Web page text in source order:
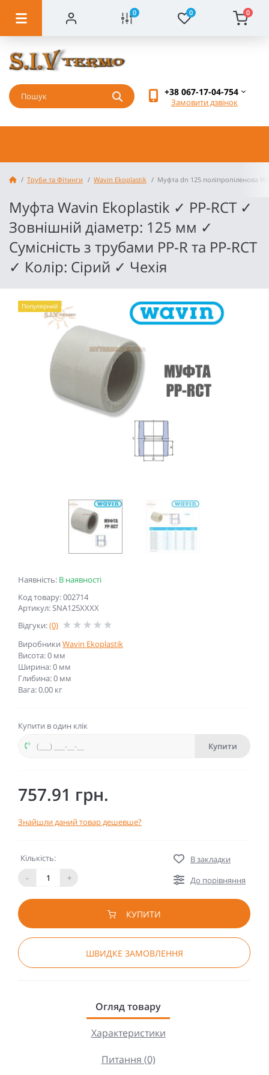
0 0 0
+38 067-17-04-754
Замовити дзвінок
Труби та Фітинги Wavin Ekoplastik Муфта dn 125 поліпропіленова
Муфта Wavin Ekoplastik ✓ PP-RCT ✓
Зовнішній діаметр: 125 мм ✓
Сумісність з трубами PP-R та PP-RCT
✓ Колір: Сірий ✓ Чехія
Наявність: В наявності
Код товару: 002714
Артикул: SNA125XXXX
Відгуки:(0)
Виробники Wavin Ekoplastik
Висота: 0 мм
Ширина: 0 мм
Глибина: 0 мм
Вага: 0.00 кг
Популярний
Купити в один клік
Купити
757.91 грн.
Знайшли даний товар дешевше?
Кількість:
-
+
В закладки
До порівняння
КУПИТИ
ШВИДКЕ ЗАМОВЛЕННЯ
Огляд товару
Характеристики
Питання (0)